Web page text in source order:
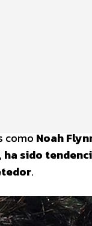
como Noah
ha sido
.